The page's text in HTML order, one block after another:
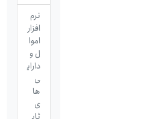
نرم
افزار
اموا
ل و
دارای
ی
ها
ی